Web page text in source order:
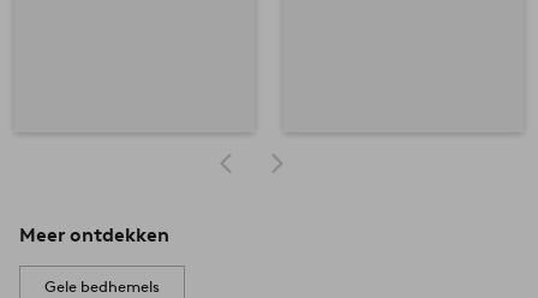
Meer ontdekken
Gele bedhemels